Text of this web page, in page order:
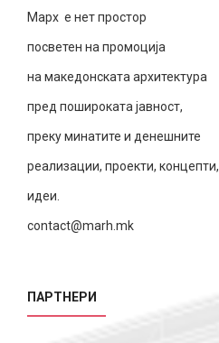
Марх е нет простор
посветен на промоција
на македонската архитектура
пред пошироката јавност,
преку минатите и денешните
реализации, проекти, концепти,
идеи.
contact@marh.mk
ПАРТНЕРИ